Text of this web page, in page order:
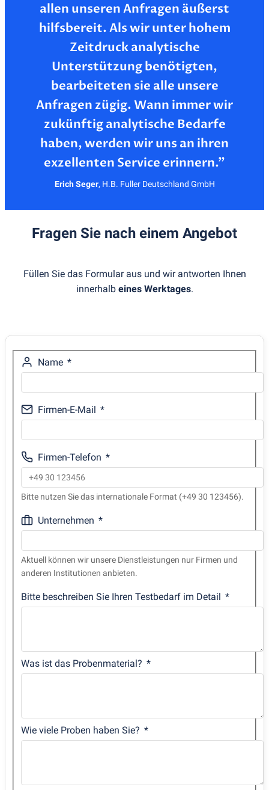
allen unseren Anfragen äußerst
hilfsbereit. Als wir unter hohem
Zeitdruck analytische
Unterstützung benötigten,
bearbeiteten sie alle unsere
Anfragen zügig. Wann immer wir
zukünftig analytische Bedarfe
haben, werden wir uns an ihren
Erich Seger, H.B. Fuller Deutschland GmbH
Fragen Sie nach einem Angebot
Füllen Sie das Formular aus und wir antworten Ihnen
innerhalb eines Werktages.
Name
Firmen-E-Mail
Firmen-Telefon
Bitte nutzen Sie das internationale Format (+49 30 123456).
Unternehmen
Aktuell können wir unsere Dienstleistungen nur Firmen und
anderen Institutionen anbieten.
Bitte beschreiben Sie Ihren Testbedarf im Detail
Was ist das Probenmaterial?
Wie viele Proben haben Sie?